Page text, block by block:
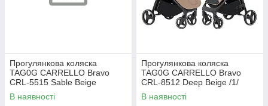
Прогулянкова коляска
TAG0G CARRELLO Bravo
CRL-5515 Sable Beige
В наявності
Прогулянкова коляска
TAG0G CARRELLO Bravo
CRL-8512 Deep Beige /1/
В наявності